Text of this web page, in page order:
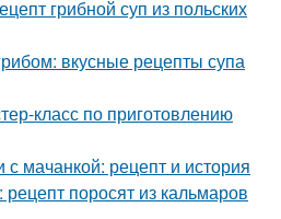
грибной суп из польских
вкусные рецепты супа
класс по приготовлению
с мачанкой: рецепт и история
поросят из кальмаров